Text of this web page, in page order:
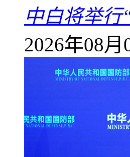
中白将举行
2026年08月